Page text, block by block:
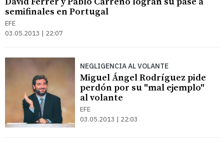
semifinales en Portugal
EFE
03.05.2013 | 22:07
NEGLIGENCIA AL VOLANTE
Miguel Ángel Rodríguez pide
perdón por su "mal ejemplo"
al volante
EFE
03.05.2013 | 22:03